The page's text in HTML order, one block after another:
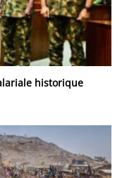
historique